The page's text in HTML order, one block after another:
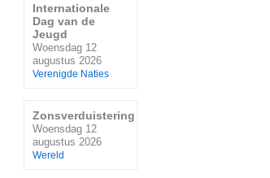
Internationale
Dag van de
Jeugd
Woensdag 12
augustus 2026
Verenigde Naties
Zonsverduistering
Woensdag 12
augustus 2026
Wereld